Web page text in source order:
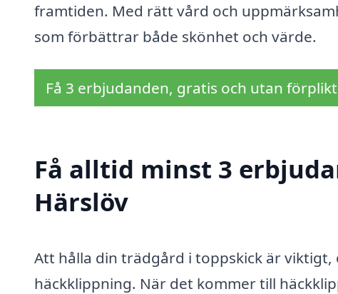
framtiden. Med rätt vård och
som förbättrar både skönhet och värde.
Få 3 erbjudanden, gratis och utan
Få alltid minst 3
Härslöv
Att hålla din trädgård i toppskick är
häckklippning. När det kommer till